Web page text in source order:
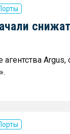
агентства